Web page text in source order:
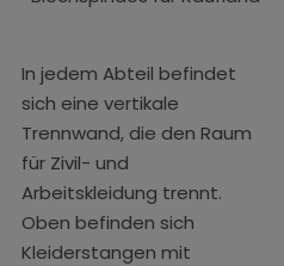
In jedem Abteil befindet
sich eine vertikale
Trennwand, die den Raum
für Zivil- und
Arbeitskleidung trennt.
Oben befinden sich
Kleiderstangen mit